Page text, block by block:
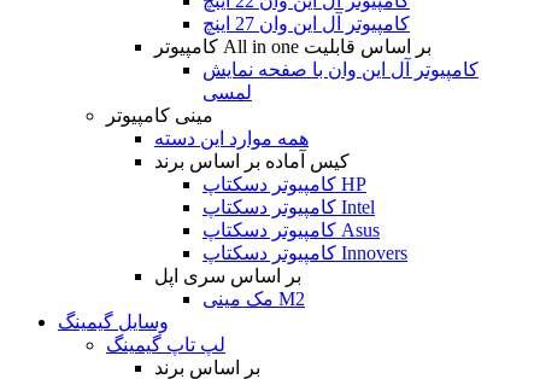
کامپیوتر آل این وان 27 اینچ
کامپیوتر All in one بر اساس قابلیت
کامپیوتر آل این وان با صفحه نمایش
لمسی
مینی کامپیوتر
همه موارد این دسته
کیس آماده بر اساس برند
کامپیوتر دسکتاپ HP
کامپیوتر دسکتاپ Intel
کامپیوتر دسکتاپ Asus
کامپیوتر دسکتاپ Innovers
بر اساس سری اپل
مک مینی M2
وسایل گیمینگ
لپ تاپ گیمینگ
بر اساس برند